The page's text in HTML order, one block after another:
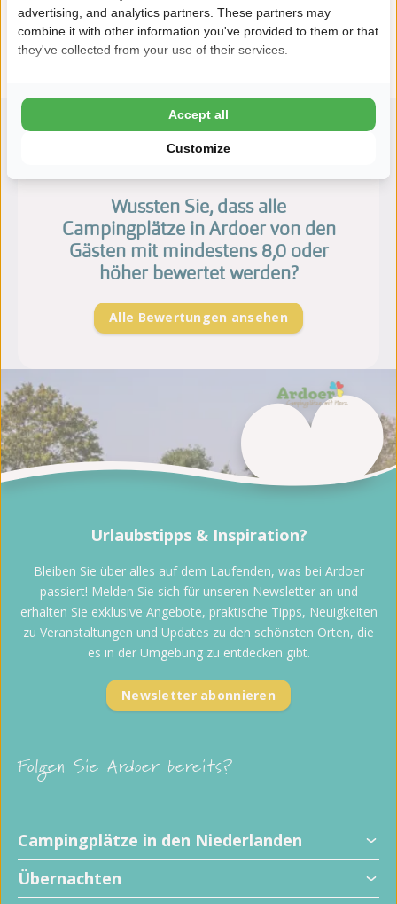
Allgemeine Geschäftsbedingungen
Datenschutzrichtlinie
Wussten Sie, dass alle
Campingplätze in Ardoer von den
Gästen mit mindestens 8,0 oder
höher bewertet werden?
Alle Bewertungen ansehen
Folgen Sie Ardoer bereits?
Campingplätze in den Niederlanden
Übernachten
Urlaubstipps & Inspiration?
Bleiben Sie über alles auf dem Laufenden, was bei Ardoer
passiert! Melden Sie sich für unseren Newsletter an und
erhalten Sie exklusive Angebote, praktische Tipps, Neuigkeiten
zu Veranstaltungen und Updates zu den schönsten Orten, die
es in der Umgebung zu entdecken gibt.
Newsletter abonnieren
advertising, and analytics partners. These partners may
combine it with other information you've provided to them or that
they've collected from your use of their services.
Customize
Accept all